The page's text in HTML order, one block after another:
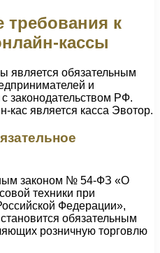
требования к
кассы
является обязательным
и
законодательством РФ.
кас является касса Эвотор.
законом № 54-ФЗ «О
техники при
Федерации»,
обязательным
розничную торговлю